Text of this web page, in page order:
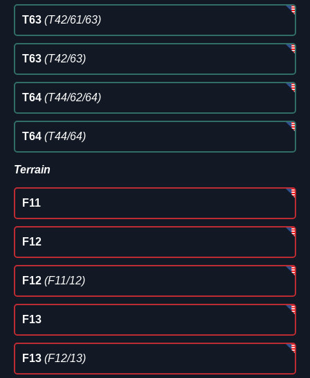
T63 (T42/61/63)
T63 (T42/63)
T64 (T44/62/64)
T64 (T44/64)
Terrain
F11
F12
F12 (F11/12)
F13
F13 (F12/13)